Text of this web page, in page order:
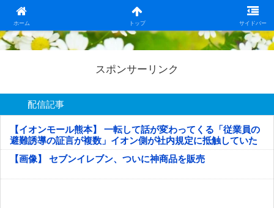
ホーム トップ サイドバー
日本第一！ニュース録
スポンサーリンク
配信記事
【イオンモール熊本】 一転して話が変わってくる「従業員の
避難誘導の証言が複数」イオン側が社内規定に抵触していた
疑い
【画像】 セブンイレブン、ついに神商品を販売